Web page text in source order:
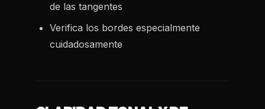
de las tangentes
Verifica los bordes especialmente
cuidadosamente